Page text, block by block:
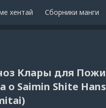
хентай Сборники манги
Клары для
o Saimin Shite